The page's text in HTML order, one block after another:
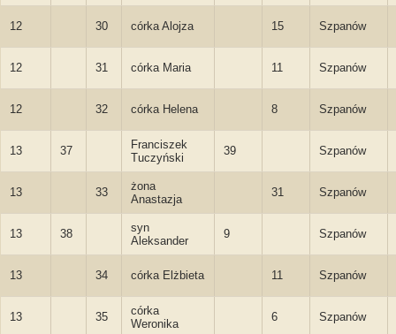
12 30 córka Alojza 15 Szpanów
12 31 córka Maria 11 Szpanów
12 32 córka Helena 8 Szpanów
13 37
Franciszek
Tuczyński
39 Szpanów
13 33
żona
Anastazja
31 Szpanów
13 38
syn
Aleksander
9 Szpanów
13 34 córka Elżbieta 11 Szpanów
13 35
córka
Weronika
6 Szpanów